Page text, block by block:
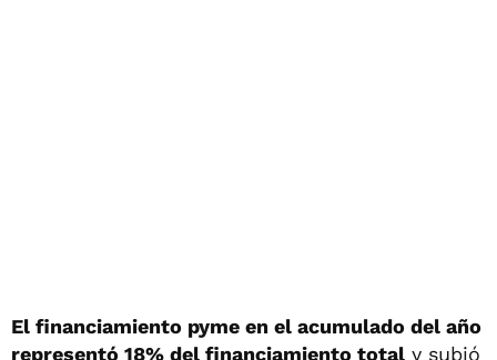
El financiamiento pyme en el acumulado del año
representó 18% del financiamiento total y subió